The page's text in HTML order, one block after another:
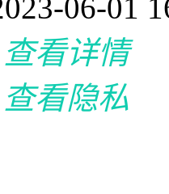
06-01
查看详情
查看隐私